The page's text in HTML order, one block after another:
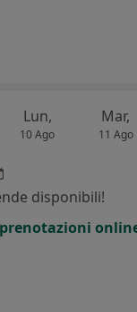
Lun,
10 Ago
Mar,
11 Ago
disponibili!